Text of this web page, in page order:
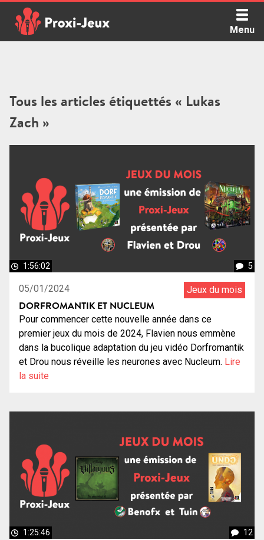
content
Menu
Tous les articles étiquettés « Lukas
Zach »
1:56:02 5
05/01/2024 Jeux du mois
DORFROMANTIK ET NUCLEUM
Pour commencer cette nouvelle année dans ce
premier jeux du mois de 2024, Flavien nous emmène
dans la bucolique adaptation du jeu vidéo Dorfromantik
et Drou nous réveille les neurones avec Nucleum. Lire
la suite
1:25:46 12